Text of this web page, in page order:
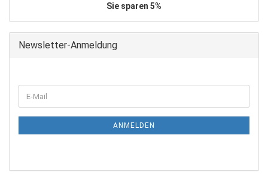
Sie sparen 5%
Newsletter-Anmeldung
ZUR
E-
Mail
ANMELDEN